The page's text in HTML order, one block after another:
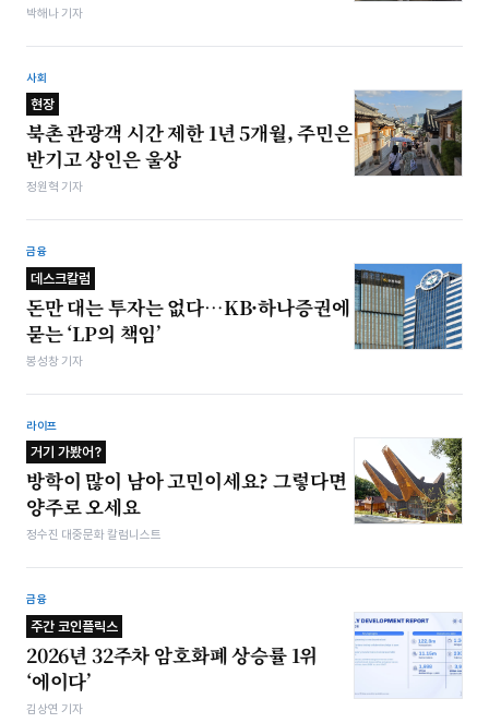
박해나 기자
사회
현장
북촌 관광객 시간 제한 1년 5개월, 주민은
반기고 상인은 울상
정원혁 기자
금융
데스크칼럼
돈만 대는 투자는 없다…KB·하나증권에
묻는 ‘LP의 책임’
봉성창 기자
라이프
거기 가봤어?
방학이 많이 남아 고민이세요? 그렇다면
양주로 오세요
정수진 대중문화 칼럼니스트
금융
주간 코인플릭스
2026년 32주차 암호화폐 상승률 1위
‘에이다’
김상연 기자